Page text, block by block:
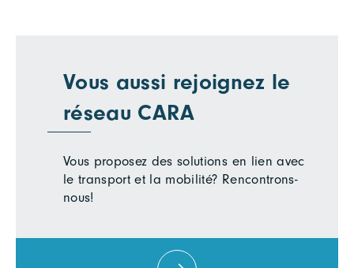
Vous aussi rejoignez le
réseau CARA
Vous proposez des solutions en lien avec
le transport et la mobilité? Rencontrons-
nous!